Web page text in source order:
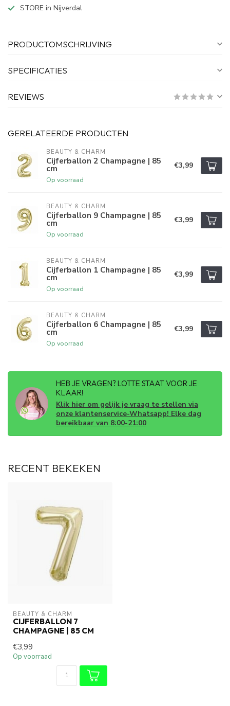
STORE in Nijverdal
PRODUCTOMSCHRIJVING
SPECIFICATIES
REVIEWS
GERELATEERDE PRODUCTEN
BEAUTY & CHARM
Cijferballon 2 Champagne | 85
cm
Op voorraad
€3,99
BEAUTY & CHARM
Cijferballon 9 Champagne | 85
cm
Op voorraad
€3,99
BEAUTY & CHARM
Cijferballon 1 Champagne | 85
cm
Op voorraad
€3,99
BEAUTY & CHARM
Cijferballon 6 Champagne | 85
cm
Op voorraad
€3,99
HEB JE VRAGEN? LOTTE STAAT VOOR JE
KLAAR!
Klik hier om gelijk je vraag te stellen via
onze klantenservice-Whatsapp! Elke dag
bereikbaar van 8:00-21:00
RECENT BEKEKEN
BEAUTY & CHARM
CIJFERBALLON 7
CHAMPAGNE | 85 CM
€3,99
Op voorraad